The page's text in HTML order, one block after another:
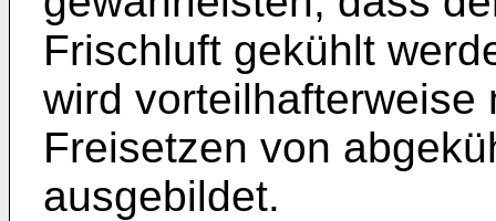
Frischluft gekühlt
wird vorteilhafterweise
Freisetzen von
ausgebildet.